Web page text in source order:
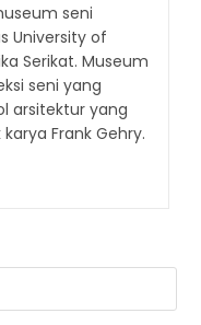
seni
University of
Serikat. Museum
seni yang
arsitektur yang
Frank Gehry.